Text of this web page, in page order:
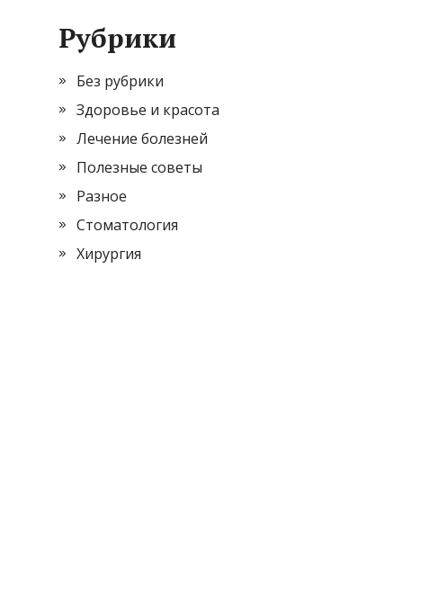
Рубрики
Без рубрики
Здоровье и красота
Лечение болезней
Полезные советы
Разное
Стоматология
Хирургия